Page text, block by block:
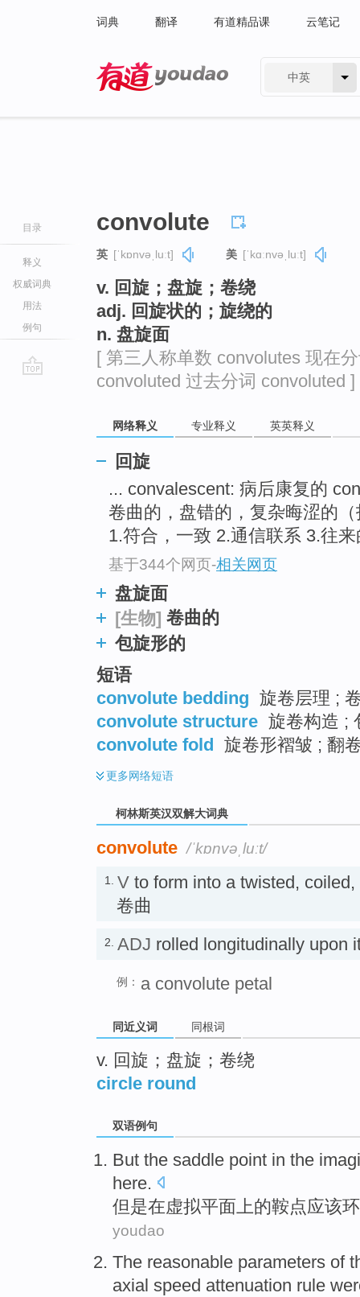
词典 翻译 有道精品课 云笔记
中英
目录
释义
权威词典
用法
例句
convolute
英 [ˈkɒnvəˌluːt] 美 [ˈkɑːnvəˌluːt]
v. 回旋；盘旋；卷绕
adj. 回旋状的；旋绕的
n. 盘旋面
[ 第三人称单数 convolutes 现在
convoluted 过去分词 convoluted ]
网络释义 专业释义 英英释义
回旋
... convalescent: 病后康复的
卷曲的，盘错的，复杂晦涩的
1.符合，一致 2.通信联系 3.往
基于344个网页-相关网页
盘旋面
[生物] 卷曲的
包旋形的
短语
convolute bedding 旋卷层理 ;
convolute structure 旋卷构造 ;
convolute fold 旋卷形褶皱 ; 翻
更多网络短语
柯林斯英汉双解大词典
convolute /ˈkɒnvəˌluːt/
1. V to form into a twisted,
卷曲
2. ADJ rolled longitudinally upon
例： a convolute petal
同近义词 同根词
v. 回旋；盘旋；卷绕
circle round
双语例句
But the saddle point in the
here.
但是在虚拟平面 上的鞍点应该
youdao
The reasonable parameters of
axial speed attenuation rule